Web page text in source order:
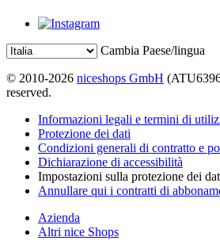
Cambia Paese/lingua
© 2010-2026 niceshops GmbH
reserved.
Informazioni legali e termini di
Protezione dei dati
Condizioni generali di contratto e
Dichiarazione di accessibilità
Impostazioni sulla protezione dei
Annullare qui i contratti di
Azienda
Altri nice Shops